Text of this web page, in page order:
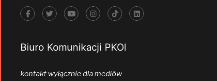
Biuro Komunikacji PKOl
kontakt wyłącznie dla mediów